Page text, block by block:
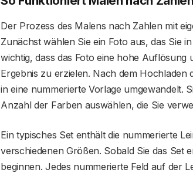
Der Prozess des Malens nach Zahlen mit
Zunächst wählen Sie ein Foto aus, das Sie
wichtig, dass das Foto eine hohe
Ergebnis zu erzielen. Nach dem Hochladen
in eine nummerierte Vorlage umgewandelt.
Anzahl der Farben auswählen, die Sie
Ein typisches Set enthält die nummerierte
verschiedenen Größen. Sobald Sie das Set
beginnen. Jedes nummerierte Feld auf der